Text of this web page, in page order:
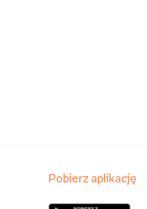
Pobierz aplikację